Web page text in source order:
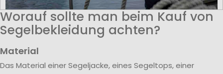
Worauf sollte man beim Kauf von
Segelbekleidung achten?
Material
Das Material einer Segeljacke, eines Segeltops, einer